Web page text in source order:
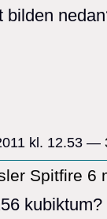
bilden
kl. 12.53 —
Spitfire 6
kubiktum?